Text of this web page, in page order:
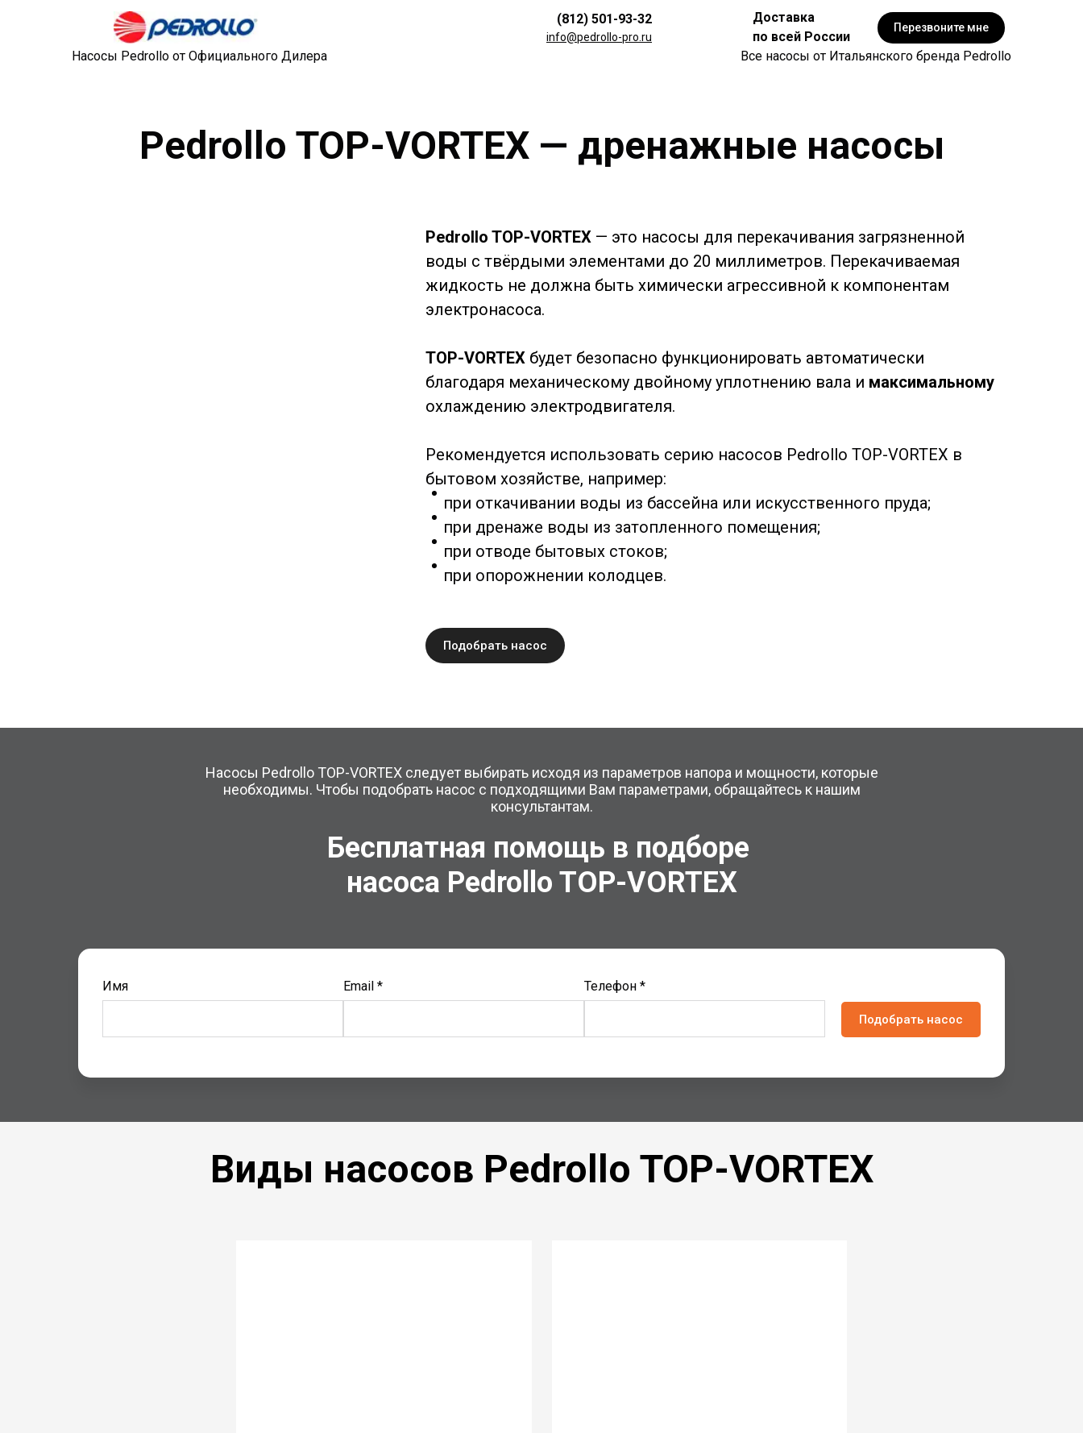
(812) 501-93-32
info@pedrollo-pro.ru
Доставка
по всей России
Перезвоните мне
Насосы Pedrollo от Официального Дилера Все насосы от Итальянского бренда Pedrollo
Pedrollo TOP-VORTEX — дренажные насосы
Pedrollo TOP-VORTEX — это насосы для перекачивания загрязненной
воды с твёрдыми элементами до 20 миллиметров. Перекачиваемая
жидкость не должна быть химически агрессивной к компонентам
электронасоса.
TOP-VORTEX будет безопасно функционировать автоматически
благодаря механическому двойному уплотнению вала и максимальному
охлаждению электродвигателя.
Рекомендуется использовать серию насосов Pedrollo TOP-VORTEX в
бытовом хозяйстве, например:
при откачивании воды из бассейна или искусственного пруда;
при дренаже воды из затопленного помещения;
при отводе бытовых стоков;
при опорожнении колодцев.
Подобрать насос
Насосы Pedrollo TOP-VORTEX следует выбирать исходя из параметров напора и мощности, которые
необходимы. Чтобы подобрать насос с подходящими Вам параметрами, обращайтесь к нашим
консультантам.
Бесплатная помощь в подборе
насоса Pedrollo TOP-VORTEX
Имя Email * Телефон *
Подобрать насос
Виды насосов Pedrollo TOP-VORTEX